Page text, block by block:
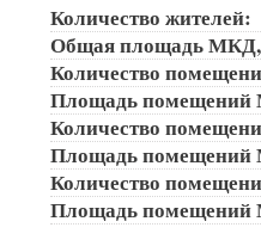
Количество жителей:
Общая площадь
Количество
Площадь помещений
Количество
Площадь помещений
Количество
Площадь помещений